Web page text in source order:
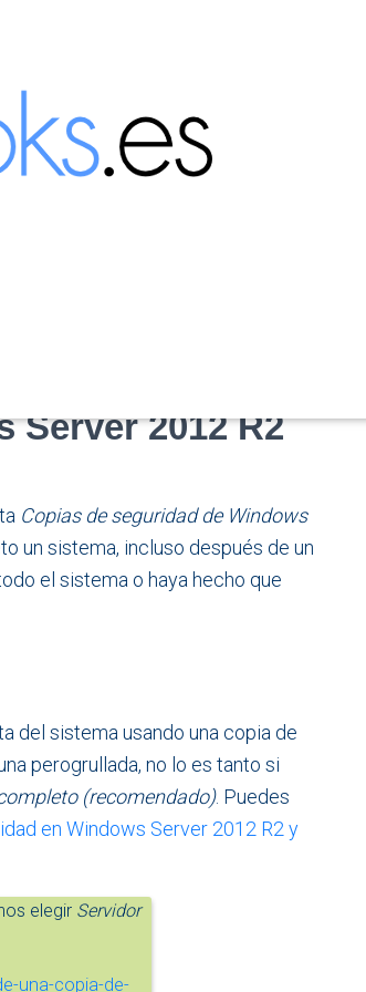
Server 2012 R2
Copias de seguridad de Windows
un sistema, incluso después de un
el sistema o haya hecho que
del sistema usando una copia de
perogrullada, no lo es tanto si
(recomendado). Puedes
en Windows Server 2012 R2 y
elegir Servidor